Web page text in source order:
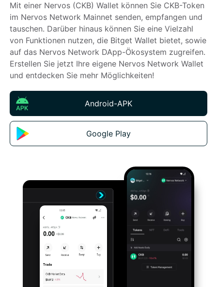
Bahasa Indonesia
ภาษาไทย
हिन्दी
বাংলা
Español
Português (Brasil)
Español (Argentina)
Mit einer Nervos (CKB) Wallet können Sie CKB-Token
im Nervos Network Mainnet senden, empfangen und
tauschen. Darüber hinaus können Sie eine Vielzahl
von Funktionen nutzen, die Bitget Wallet bietet, sowie
auf das Nervos Network DApp-Ökosystem zugreifen.
Erstellen Sie jetzt Ihre eigene Nervos Network Wallet
und entdecken Sie mehr Möglichkeiten!
Android-APK
Google Play